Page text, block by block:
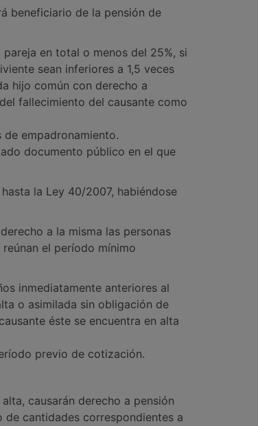
beneficiario de la pensión de
en total o menos del 25%, si
sean inferiores a 1,5 veces
hijo común con derecho a
fallecimiento del causante como
empadronamiento.
documento público en el que
la Ley 40/2007, habiéndose
a la misma las personas
el período mínimo
inmediatamente anteriores al
o asimilada sin obligación de
éste se encuentra en alta
previo de cotización.
causarán derecho a pensión
de cantidades correspondientes a